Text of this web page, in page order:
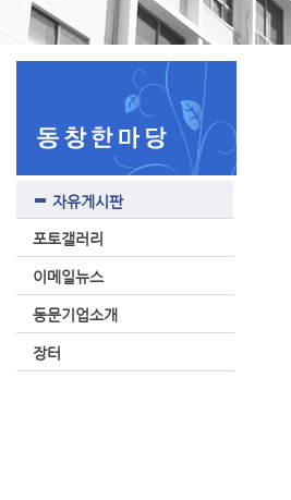
자유게시판
포토갤러리
이메일뉴스
동문기업소개
장터